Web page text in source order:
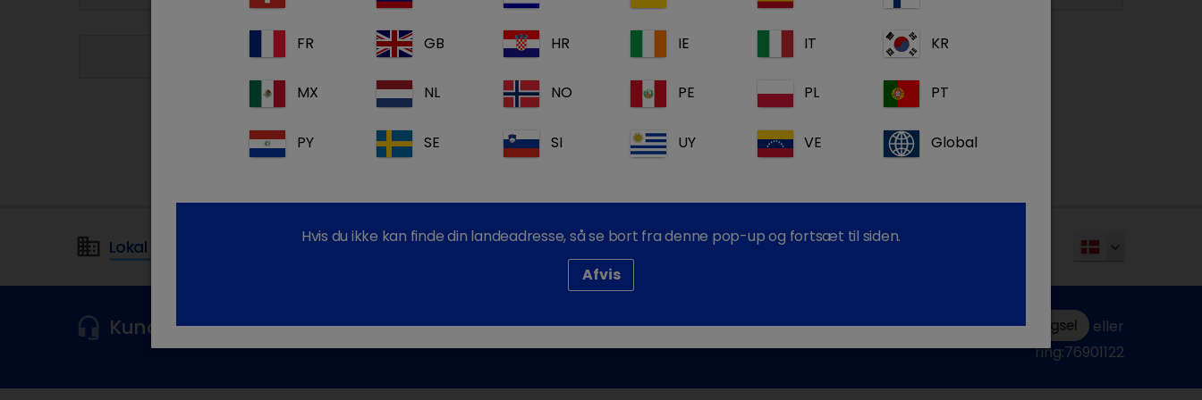
Lægemidler
Lokal adresse i Danmark
Kundeservice For mere information kontakt venligst vores kundeservice Send en elektronisk forespørgsel
eller
ring:76901122
FR GB HR IE IT KR
MX NL NO PE PL PT
PY SE SI UY VE Global
Hvis du ikke kan finde din landeadresse, så se bort fra denne pop-up og fortsæt til siden.
Afvis